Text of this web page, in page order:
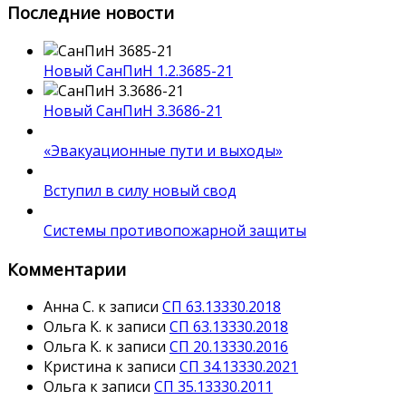
Последние новости
Новый СанПиН 1.2.3685-21
Новый СанПиН 3.3686-21
«Эвакуационные пути и выходы»
Вступил в силу новый свод
Системы противопожарной защиты
Комментарии
Анна С. к записи СП 63.13330.2018
Ольга К. к записи СП 63.13330.2018
Ольга К. к записи СП 20.13330.2016
Кристина к записи СП 34.13330.2021
Ольга к записи СП 35.13330.2011